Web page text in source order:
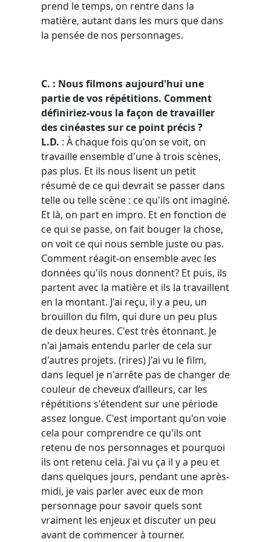
prend le temps, on rentre dans la
matière, autant dans les murs que dans
la pensée de nos personnages.
C. : Nous filmons aujourd'hui une
partie de vos répétitions. Comment
définiriez-vous la façon de travailler
des cinéastes sur ce point précis ?
L.D. : À chaque fois qu'on se voit, on
travaille ensemble d'une à trois scènes,
pas plus. Et ils nous lisent un petit
résumé de ce qui devrait se passer dans
telle ou telle scène : ce qu'ils ont imaginé.
Et là, on part en impro. Et en fonction de
ce qui se passe, on fait bouger la chose,
on voit ce qui nous semble juste ou pas.
Comment réagit-on ensemble avec les
données qu'ils nous donnent? Et puis, ils
partent avec la matière et ils la travaillent
en la montant. J'ai reçu, il y a peu, un
brouillon du film, qui dure un peu plus
de deux heures. C'est très étonnant. Je
n'ai jamais entendu parler de cela sur
d'autres projets. (rires) J'ai vu le film,
dans lequel je n'arrête pas de changer de
couleur de cheveux d’ailleurs, car les
répétitions s'étendent sur une période
assez longue. C'est important qu'on voie
cela pour comprendre ce qu'ils ont
retenu de nos personnages et pourquoi
ils ont retenu cela. J'ai vu ça il y a peu et
dans quelques jours, pendant une après-
midi, je vais parler avec eux de mon
personnage pour savoir quels sont
vraiment les enjeux et discuter un peu
avant de commencer à tourner.